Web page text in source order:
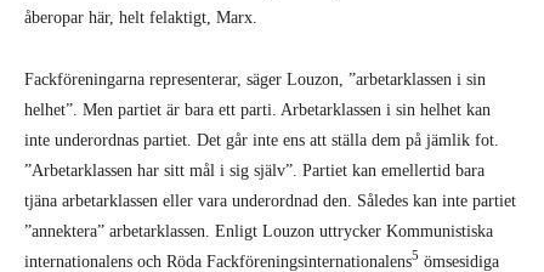
åberopar här, helt felaktigt, Marx.
Fackföreningarna representerar, säger Louzon, ”arbetarklassen i sin
helhet”. Men partiet är bara ett parti. Arbetarklassen i sin helhet kan
inte underordnas partiet. Det går inte ens att ställa dem på jämlik fot.
”Arbetarklassen har sitt mål i sig själv”. Partiet kan emellertid bara
tjäna arbetarklassen eller vara underordnad den. Således kan inte partiet
”annektera” arbetar­klassen. Enligt Louzon uttrycker Kommunistiska
internationalens och Röda Fackförenings­internationalens5 ömsesidiga